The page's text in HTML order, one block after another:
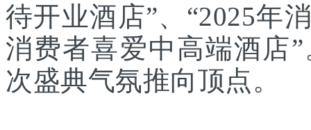
待开业酒店”、“2025年
消费者喜爱中高端酒店
次盛典气氛推向顶点。